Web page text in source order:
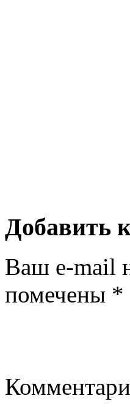
Добавить
Ваш e-mail
помечены *